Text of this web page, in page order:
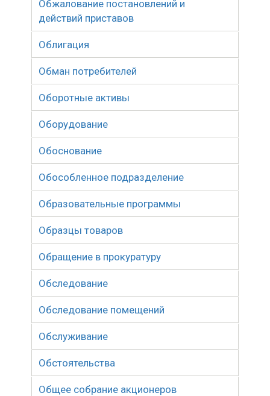
Обжалование постановлений и
действий приставов
Облигация
Обман потребителей
Оборотные активы
Оборудование
Обоснование
Обособленное подразделение
Образовательные программы
Образцы товаров
Обращение в прокуратуру
Обследование
Обследование помещений
Обслуживание
Обстоятельства
Общее собрание акционеров